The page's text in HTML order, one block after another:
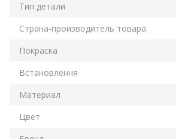
Тип детали
Страна-производитель товара
Покраска
Встановлення
Материал
Цвет